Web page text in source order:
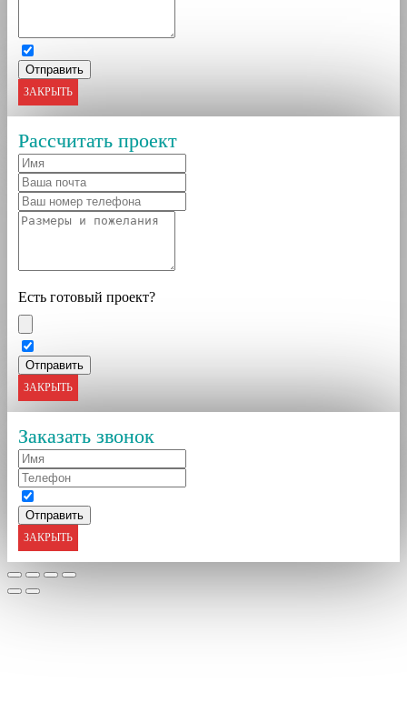
ЗАКРЫТЬ
Рассчитать проект
Есть готовый проект?
ЗАКРЫТЬ
Заказать звонок
ЗАКРЫТЬ